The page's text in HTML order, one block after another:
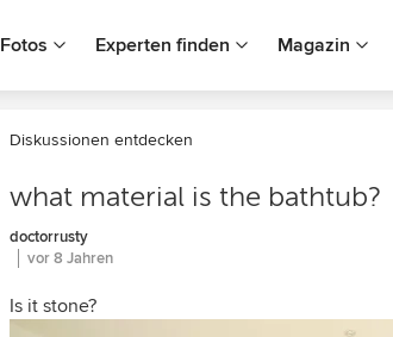
Fotos Experten finden Magazin
Diskussionen entdecken
what material is the bathtub?
doctorrusty
vor 8 Jahren
Is it stone?